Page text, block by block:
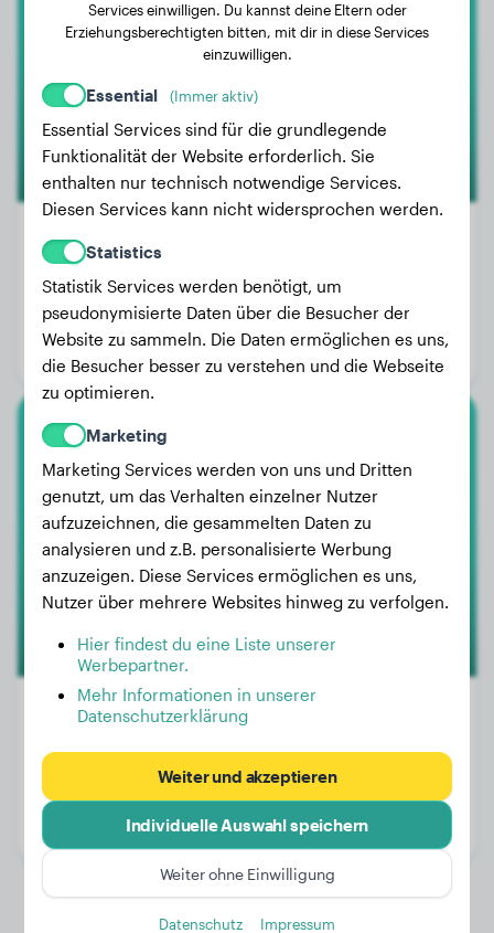
Theo
Gewicht:
Alter:
5 Jahre, 8 Monate
Geschlecht:
Rüde
Umia
1
Alter:
3 Jahre, 1 Monat
Geschlecht:
Services einwilligen. Du kannst deine Eltern oder
Erziehungsberechtigten bitten, mit dir in diese Services
einzuwilligen.
Essential (Immer aktiv)
Essential Services sind für die grundlegende
Funktionalität der Website erforderlich. Sie
enthalten nur technisch notwendige Services.
Diesen Services kann nicht widersprochen werden.
Statistics
Statistik Services werden benötigt, um
pseudonymisierte Daten über die Besucher der
Website zu sammeln. Die Daten ermöglichen es uns,
die Besucher besser zu verstehen und die Webseite
zu optimieren.
Marketing
Marketing Services werden von uns und Dritten
genutzt, um das Verhalten einzelner Nutzer
aufzuzeichnen, die gesammelten Daten zu
analysieren und z.B. personalisierte Werbung
anzuzeigen. Diese Services ermöglichen es uns,
Nutzer über mehrere Websites hinweg zu verfolgen.
Hier findest du eine Liste unserer
Werbepartner.
Mehr Informationen in unserer
Datenschutzerklärung
Weiter und akzeptieren
Individuelle Auswahl speichern
Weiter ohne Einwilligung
Datenschutz Impressum